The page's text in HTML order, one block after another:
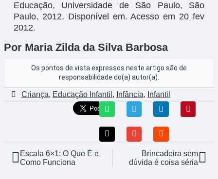
Educação, Universidade de São Paulo, São
Paulo, 2012. Disponível em. Acesso em 20 fev
2012.
Por Maria Zilda da Silva Barbosa
Os pontos de vista expressos neste artigo são de
responsabilidade do(a) autor(a).
Criança, Educação Infantil , Infância, Infantil
Escala 6×1: O Que É e
Como Funciona
Brincadeira sem
dúvida é coisa séria